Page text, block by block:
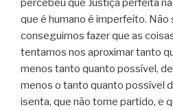
percebeu que Justiça perfeita
que é humano é imperfeito.
conseguimos fazer que as
tentamos nos aproximar tanto
menos tanto quanto possível,
menos o tanto quanto possível
isenta, que não tome partido, e